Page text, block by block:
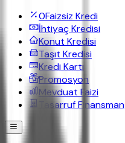
0Faizsiz Kredi
İhtiyaç Kredisi
Konut Kredisi
Taşıt Kredisi
Kredi Kartı
Promosyon
Mevduat Faizi
Tasarruf Finansman